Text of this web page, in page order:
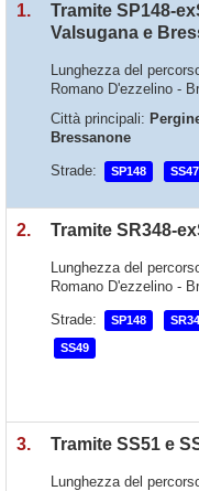
1.
Tramite SP148-
Valsugana e
Lunghezza del
Romano D'ezzelino -
Città principali:
Bressanone
Strade:
SP148 SS47
2. Tramite SR348-
Lunghezza del
Romano D'ezzelino -
Strade:
SP148
SS49
3. Tramite SS51 e
Lunghezza del